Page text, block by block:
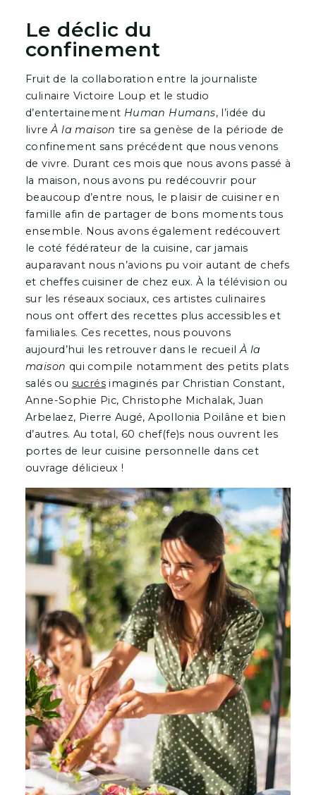
Le déclic du
confinement
Fruit de la collaboration entre la journaliste
culinaire Victoire Loup et le studio
d’entertainement Human Humans, l’idée du
livreÀ la maison tire sa genèse de la période de
confinement sans précédent que nous venons
de vivre. Durant ces mois que nous avons passé à
la maison, nous avons pu redécouvrir pour
beaucoup d’entre nous, le plaisir de cuisiner en
famille afin de partager de bons moments tous
ensemble. Nous avons également redécouvert
le coté fédérateur de la cuisine, car jamais
auparavant nous n’avions pu voir autant de chefs
et cheffes cuisiner de chez eux. À la télévision ou
sur les réseaux sociaux, ces artistes culinaires
nous ont offert des recettes plus accessibles et
familiales. Ces recettes, nous pouvons
aujourd’hui les retrouver dans le recueilÀ la
maison qui compile notamment des petits plats
salés ou sucrésimaginés par Christian Constant,
Anne-Sophie Pic, Christophe Michalak, Juan
Arbelaez, Pierre Augé, Apollonia Poilâne et bien
d’autres. Au total, 60 chef(fe)s nous ouvrent les
portes de leur cuisine personnelle dans cet
ouvrage délicieux !